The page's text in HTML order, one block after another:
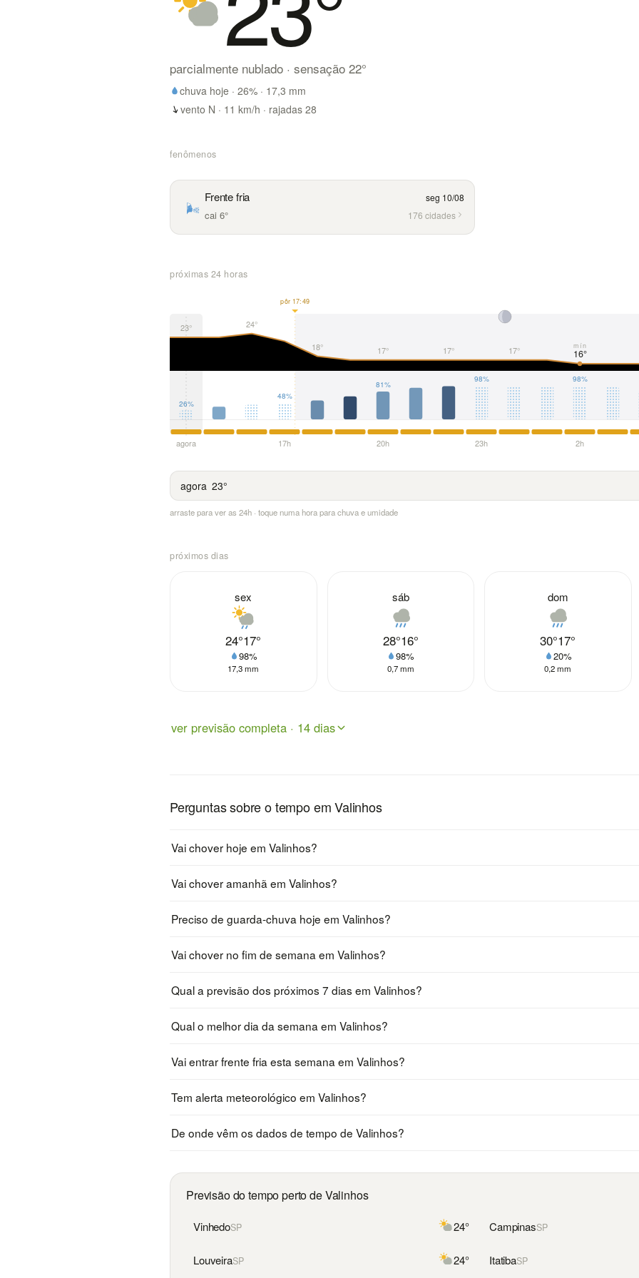
parcialmente nublado · sensação 22°
chuva hoje · 26% · 17,3 mm
vento N · 11 km/h · rajadas 28
fenômenos
🌬️
Frente fria seg 10/08
cai 6° 176 cidades
próximas 24 horas
23° 24°
18° 17° 17° 17° 16°
mín
26%
48%
81%
98%
98%
agora 17h 20h 23h 2h
pôr 17:49
agora 23°
arraste para ver as 24h · toque numa hora para chuva e umidade
próximos dias
sex
24°17°
98%
17,3 mm
sáb
28°16°
98%
0,7 mm
dom
30°17°
20%
0,2 mm
ver previsão completa · 14 dias
Perguntas sobre o tempo em Valinhos
Vai chover hoje em Valinhos?
Vai chover amanhã em Valinhos?
Preciso de guarda-chuva hoje em Valinhos?
Vai chover no fim de semana em Valinhos?
Qual a previsão dos próximos 7 dias em Valinhos?
Qual o melhor dia da semana em Valinhos?
Vai entrar frente fria esta semana em Valinhos?
Tem alerta meteorológico em Valinhos?
De onde vêm os dados de tempo de Valinhos?
Previsão do tempo perto de Valinhos
VinhedoSP 24° CampinasSP
LouveiraSP 24° ItatibaSP